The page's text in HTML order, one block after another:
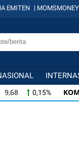
EMITEN |
9,68 0,15%
835 2,14 0,26%